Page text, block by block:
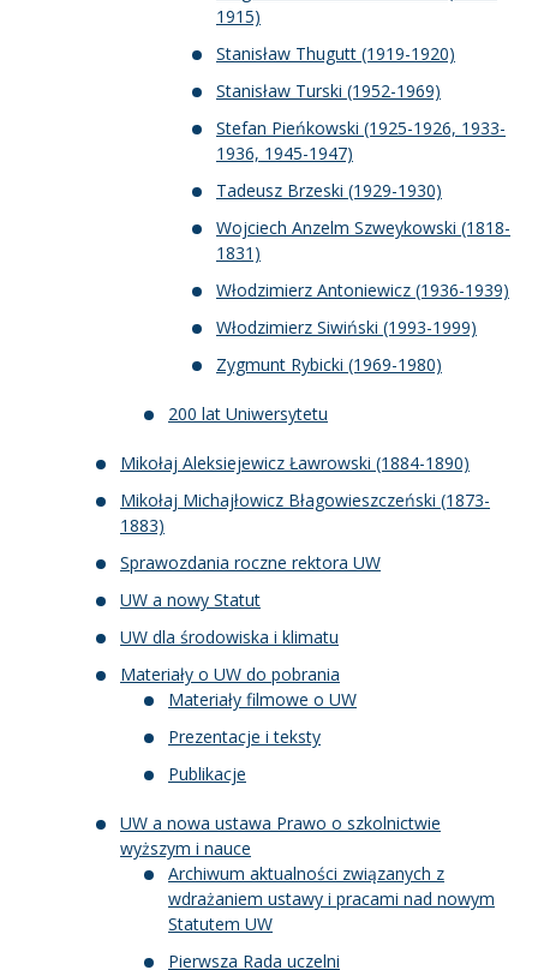
1915)
Stanisław Thugutt (1919-1920)
Stanisław Turski (1952-1969)
Stefan Pieńkowski (1925-1926, 1933-
1936, 1945-1947)
Tadeusz Brzeski (1929-1930)
Wojciech Anzelm Szweykowski (1818-
1831)
Włodzimierz Antoniewicz (1936-1939)
Włodzimierz Siwiński (1993-1999)
Zygmunt Rybicki (1969-1980)
200 lat Uniwersytetu
Mikołaj Aleksiejewicz Ławrowski (1884-1890)
Mikołaj Michajłowicz Błagowieszczeński (1873-
1883)
Sprawozdania roczne rektora UW
UW a nowy Statut
UW dla środowiska i klimatu
Materiały o UW do pobrania
Materiały filmowe o UW
Prezentacje i teksty
Publikacje
UW a nowa ustawa Prawo o szkolnictwie
wyższym i nauce
Archiwum aktualności związanych z
wdrażaniem ustawy i pracami nad nowym
Statutem UW
Pierwsza Rada uczelni